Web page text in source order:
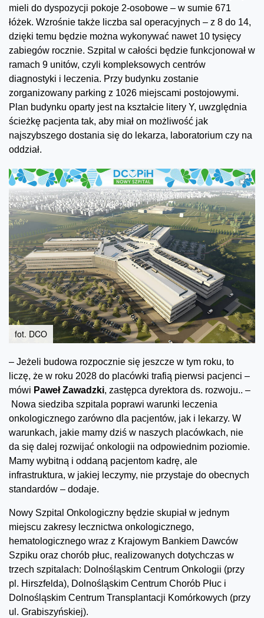
mieli do dyspozycji pokoje 2-osobowe – w sumie 671
łóżek. Wzrośnie także liczba sal operacyjnych – z 8 do 14,
dzięki temu będzie można wykonywać nawet 10 tysięcy
zabiegów rocznie. Szpital w całości będzie funkcjonował w
ramach 9 unitów, czyli kompleksowych centrów
diagnostyki i leczenia. Przy budynku zostanie
zorganizowany parking z 1026 miejscami postojowymi.
Plan budynku oparty jest na kształcie litery Y, uwzględnia
ścieżkę pacjenta tak, aby miał on możliwość jak
najszybszego dostania się do lekarza, laboratorium czy na
oddział.
fot. DCO
– Jeżeli budowa rozpocznie się jeszcze w tym roku, to
liczę, że w roku 2028 do placówki trafią pierwsi pacjenci –
mówi Paweł Zawadzki, zastępca dyrektora ds. rozwoju.. –
Nowa siedziba szpitala poprawi warunki leczenia
onkologicznego zarówno dla pacjentów, jak i lekarzy. W
warunkach, jakie mamy dziś w naszych placówkach, nie
da się dalej rozwijać onkologii na odpowiednim poziomie.
Mamy wybitną i oddaną pacjentom kadrę, ale
infrastruktura, w jakiej leczymy, nie przystaje do obecnych
standardów – dodaje.
Nowy Szpital Onkologiczny będzie skupiał w jednym
miejscu zakresy lecznictwa onkologicznego,
hematologicznego wraz z Krajowym Bankiem Dawców
Szpiku oraz chorób płuc, realizowanych dotychczas w
trzech szpitalach: Dolnośląskim Centrum Onkologii (przy
pl. Hirszfelda), Dolnośląskim Centrum Chorób Płuc i
Dolnośląskim Centrum Transplantacji Komórkowych (przy
ul. Grabiszyńskiej).